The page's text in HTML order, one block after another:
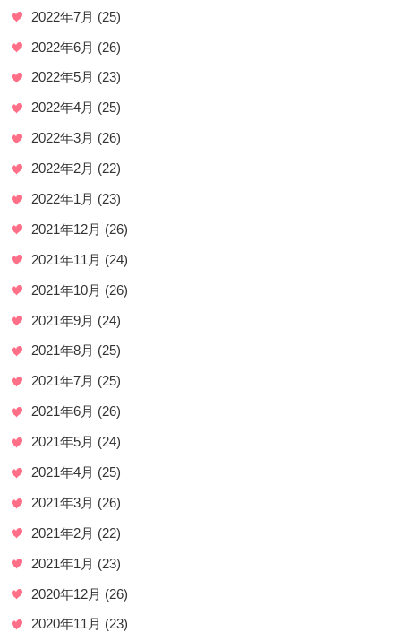
2022年7月 (25)
2022年6月 (26)
2022年5月 (23)
2022年4月 (25)
2022年3月 (26)
2022年2月 (22)
2022年1月 (23)
2021年12月 (26)
2021年11月 (24)
2021年10月 (26)
2021年9月 (24)
2021年8月 (25)
2021年7月 (25)
2021年6月 (26)
2021年5月 (24)
2021年4月 (25)
2021年3月 (26)
2021年2月 (22)
2021年1月 (23)
2020年12月 (26)
2020年11月 (23)